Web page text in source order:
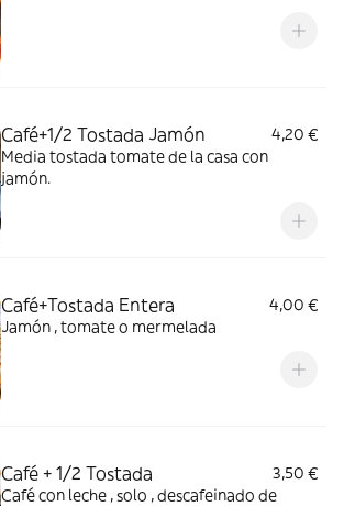
Café+1/2 Tostada Jamón
4,20 €
Media tostada tomate de la casa con
jamón.
Café+Tostada Entera
4,00 €
Jamón , tomate o mermelada
Café + 1/2 Tostada
3,50 €
Café con leche , solo , descafeinado de